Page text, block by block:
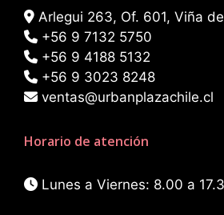
Arlegui 263, Of. 601, Viña
+56 9 7132 5750
+56 9 4188 5132
+56 9 3023 8248
ventas@urbanplazachile.cl
Horario de atención
Lunes a Viernes: 8.00 a